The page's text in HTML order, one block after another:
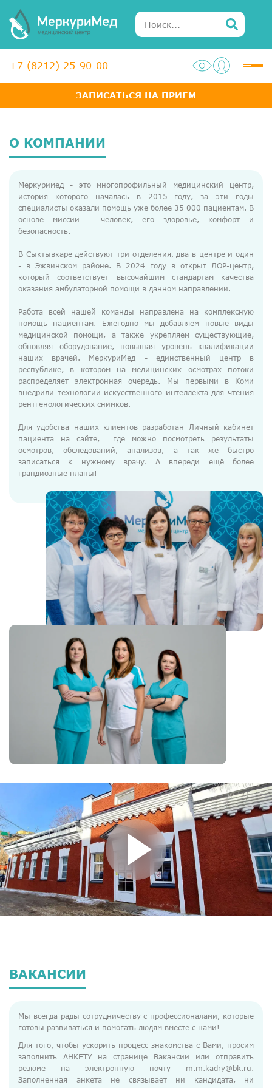
+7 (8212) 25-90-00
ЗАПИСАТЬСЯ НА ПРИЕМ
Услуги
Диагностика
ЛОР-центр
Анализы
ДМС
Чекапы
Главная
О компании
Контакты
Справка для налоговой
Вакансии
О КОМПАНИИ
Меркуримед - это многопрофильный медицинский центр,
история которого началась в 2015 году, за эти годы
специалисты оказали помощь уже более 35 000 пациентам. В
основе миссии - человек, его здоровье, комфорт и
безопасность.
В Сыктывкаре действуют три отделения, два в центре и один
- в Эжвинском районе. В 2024 году в открыт ЛОР-центр,
который соответствует высочайшим стандартам качества
оказания амбулаторной помощи в данном направлении.
Работа всей нашей команды направлена на комплексную
помощь пациентам. Ежегодно мы добавляем новые виды
медицинской помощи, а также укрепляем существующие,
обновляя оборудование, повышая уровень квалификации
наших врачей. МеркуриМед - единственный центр в
республике, в котором на медицинских осмотрах потоки
распределяет электронная очередь. Мы первыми в Коми
внедрили технологии искусственного интеллекта для чтения
рентгенологических снимков.
Для удобства наших клиентов разработан Личный кабинет
пациента на сайте, где можно посмотреть результаты
осмотров, обследований, анализов, а так же быстро
записаться к нужному врачу. А впереди ещё более
грандиозные планы!
ВАКАНСИИ
Мы всегда рады сотрудничеству с профессионалами, которые
готовы развиваться и помогать людям вместе с нами!
Для того, чтобы ускорить процесс знакомства с Вами, просим
заполнить АНКЕТУ на странице Вакансии или отправить
резюме на электронную почту m.m.kadry@bk.ru.
Заполненная анкета не связывает ни кандидата, ни